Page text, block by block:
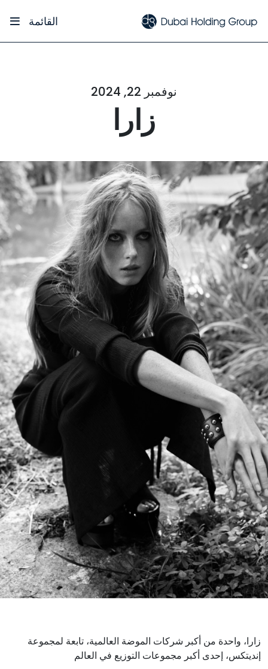
القائمة
نوفمبر 22, 2024
زارا
زارا، واحدة من أكبر شركات الموضة العالمية، تابعة لمجموعة
إنديتكس، إحدى أكبر مجموعات التوزيع في العالم